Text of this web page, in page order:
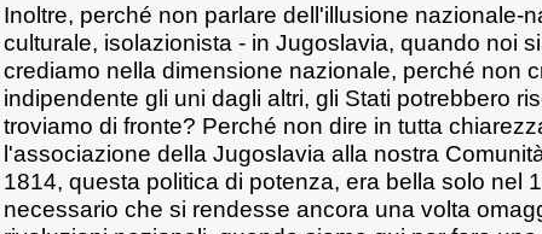
Inoltre, perché non parlare dell'illusione nazionale-
culturale, isolazionista - in Jugoslavia, quando noi
crediamo nella dimensione nazionale, perché non
indipendente gli uni dagli altri, gli Stati potrebbero
troviamo di fronte? Perché non dire in tutta
l'associazione della Jugoslavia alla nostra
1814, questa politica di potenza, era bella solo nel
necessario che si rendesse ancora una volta